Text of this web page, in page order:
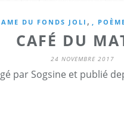
DU FONDS JOLI , ,
CAFÉ DU
24 NOVEMBRE 2017
par Sogsine et publié